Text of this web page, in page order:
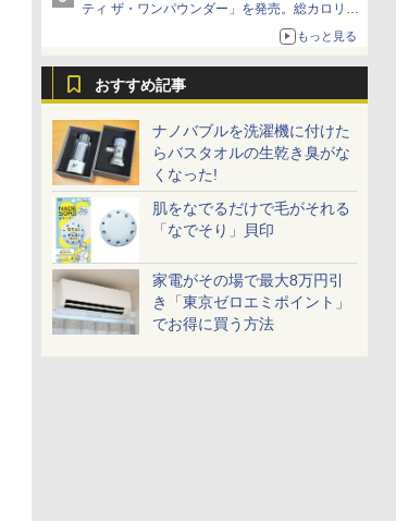
ティ ザ・ワンパウンダー」を発売。総カロリー
もっと見る
おすすめ記事
ナノバブルを洗濯機に付けた
らバスタオルの生乾き臭がな
くなった!
肌をなでるだけで毛がそれる
「なでそり」貝印
家電がその場で最大8万円引
き「東京ゼロエミポイント」
でお得に買う方法